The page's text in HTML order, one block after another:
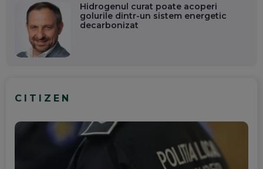
Hidrogenul curat poate acoperi
golurile dintr-un sistem energetic
decarbonizat
CITIZEN